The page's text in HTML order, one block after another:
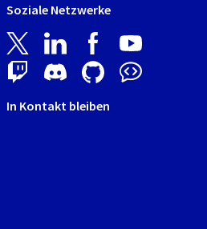
Soziale Netzwerke
In Kontakt bleiben